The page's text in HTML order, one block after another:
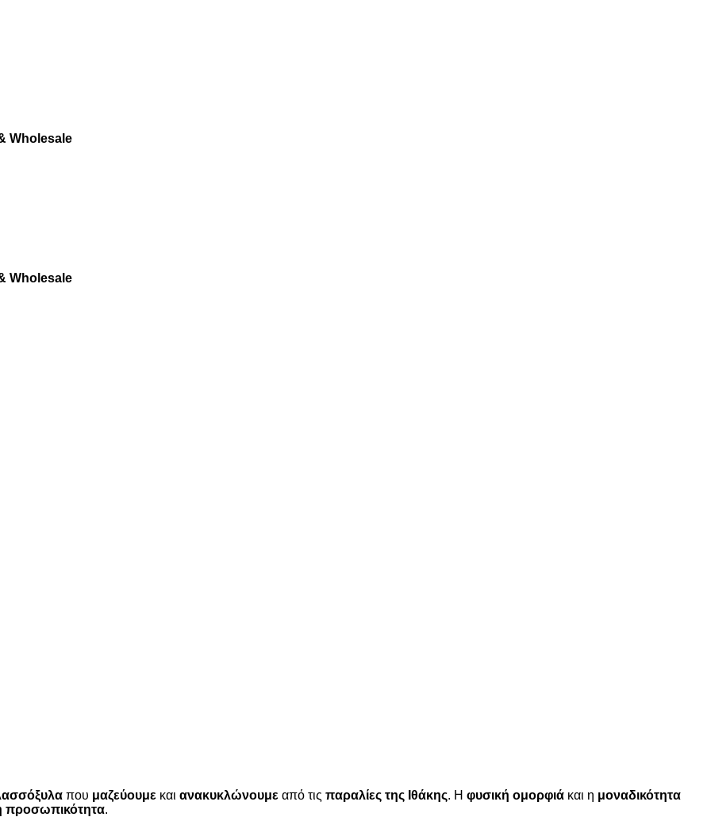
Wholesale
Wholesale
που μαζεύουμε και ανακυκλώνουμε από τις παραλίες της Ιθάκης. Η φυσική ομορφιά και η μοναδικότητα
προσωπικότητα.